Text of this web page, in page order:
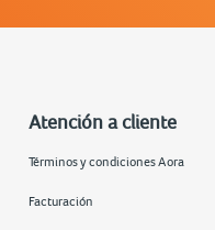
Atención a cliente
Términos y condiciones Aora
Facturación